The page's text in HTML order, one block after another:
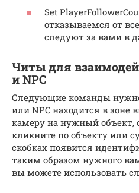
Set
отказываемся от
следуют за вами в
Читы для
и NPC
Следующие команды нужно
или NPC находится в зоне
камеру на нужный объект,
кликните по объекту или
скобках появится
таким образом нужного
вы можете использовать